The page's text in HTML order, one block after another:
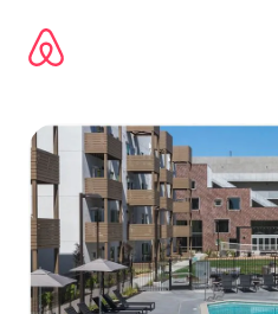
directement